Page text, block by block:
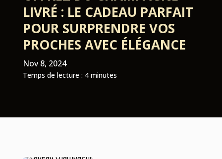
LIVRÉ : LE CADEAU PARFAIT
POUR SURPRENDRE VOS
PROCHES AVEC ÉLÉGANCE
Nov 8, 2024
Temps de lecture : 4 minutes